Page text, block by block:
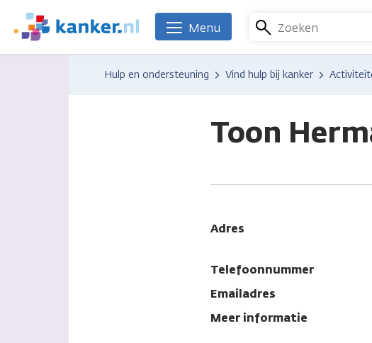
naar
We
zijn
Zoeken
Menu
Hulp en ondersteuning Vind hulp bij kanker
Toon
Adres
Telefoonnummer
Emailadres
Meer informatie